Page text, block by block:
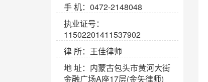
手 机：0472-2148048
执业证号：
11502201411537902
律 所：王佳律师
地 址：内蒙古包头市黄河大街
金融广场A座17层(金矢律师)